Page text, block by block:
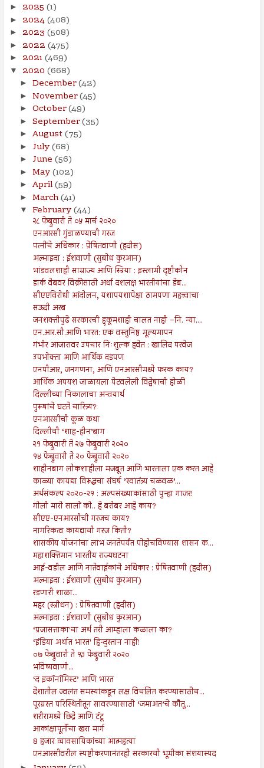
► 2025 (1)
► 2024(408)
► 2023 (508)
► 2022 (475)
► 2021(469)
▼ 2020 (668)
► December(42)
► November(45)
► October(49)
► September(35)
► August(75)
► July(68)
► June (56)
► May(102)
► April(59)
► March(41)
▼ February(44)
२८ फेब्रुवारी ते ०५ मार्च २०२०
एनआरसी गुंडाळण्याची गरज
पत्नींचे अधिकार : प्रेषितवाणी (हदीस)
अल्माइदा : ईशवाणी (सुबोध कुरआन)
भांडवलशाही साम्राज्य आणि स्त्रिया : इस्लामी दृष्टीकोन
डार्क वेबवर विक्रीसाठी अर्धा दशलक्ष भारतीयांचा डेब...
सीएएविरोधी आंदोलन, यशापयशापेक्षा ठामपणा महत्त्वाचा
सऊदी अरब
जनशक्तीपुढे सरकारची हुकूमशाही चालत नाही –नि. न्या....
एन.आर.सी.आणि भारत: एक वस्तुनिष्ठ मूल्यमापन
गंभीर आजारावर उपचार निःशुल्क हवेत : खालिद परवेज
उपभोक्ता आणि आर्थिक दडपण
एनपीआर, जनगणना, आणि एनआरसीमध्ये फरक काय?
आर्थिक अपयश जाळायला पेटवलेली विद्वेषाची होळी
दिल्लीच्या निकालाचा अन्वयार्थ
पुरूषांचे घटते चारित्र्य?
एनआरसीची कूळ कथा
दिल्लीची ‘शाह-हीन’बाग
२१ फेब्रुवारी ते २७ फेब्रुवारी २०२०
१४ फेब्रुवारी ते २० फेब्रुवारी २०२०
शाहीनबाग लोकशाहीला मजबूत आणि भारताला एक करत आहे
काळ्या कायद्या विरूद्धचा संघर्ष ’स्वातंत्र्य चळवळ’...
अर्थसंकल्प २०२०-२१ : अल्पसंख्याकांसाठी पुन्हा गाजर!
गोली मारो सालों को.. हे बरोबर आहे काय?
सीएए-एनआरसीची गरजच काय?
नागरिकत्व कायद्याची गरज किती?
शासकीय योजनांचा लाभ जनतेपर्यंत पोहोचविण्यास शासन क...
महाशक्तिमान भारतीय राज्यघटना
आई-वडील आणि नातेवाईकांचे अधिकार : प्रेषितवाणी (हदीस)
अल्माइदा : ईशवाणी (सुबोध कुरआन)
रडणारी शाळा...
महर (स्त्रीधन) : प्रेषितवाणी (हदीस)
अल्माइदा : ईशवाणी (सुबोध कुरआन)
‘प्रजासत्ताका'चा अर्थ तरी आम्हाला कळाला का?
‘इंडिया अर्थात भारत' हिन्दुस्तान नाही!
०७ फेब्रुवारी ते १३ फेब्रुवारी २०२०
भविष्यवाणी...
‘द इकॉनॉमिस्ट’ आणि भारत
देशातील ज्वलंत समस्यांकडून लक्ष विचलित करण्यासाठीच...
पूरग्रस्त परिस्थितीतून सावरण्यासाठी ‘जमाअत’चे कौतू...
शरीरामध्ये छिद्रे आणि टॅटू
आकांक्षापूर्तीचा खरा मार्ग
8 हजार व्यावसायिकांच्या आत्महत्या
एनआरसीवरील स्पष्टीकरणानंतरही सरकारची भूमीका संशयास्पद